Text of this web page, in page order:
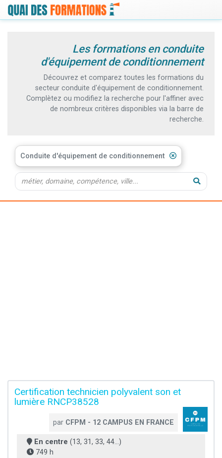
Les formations en conduite
d'équipement de conditionnement
Découvrez et comparez toutes les formations du
secteur conduite d'équipement de conditionnement.
Complètez ou modifiez la recherche pour l'affiner avec
de nombreux critères disponibles via la barre de
recherche.
Conduite d'équipement de conditionnement
Certification technicien polyvalent son et
lumière RNCP38528
par CFPM - 12 CAMPUS EN FRANCE
En centre (13, 31, 33, 44...)
749 h